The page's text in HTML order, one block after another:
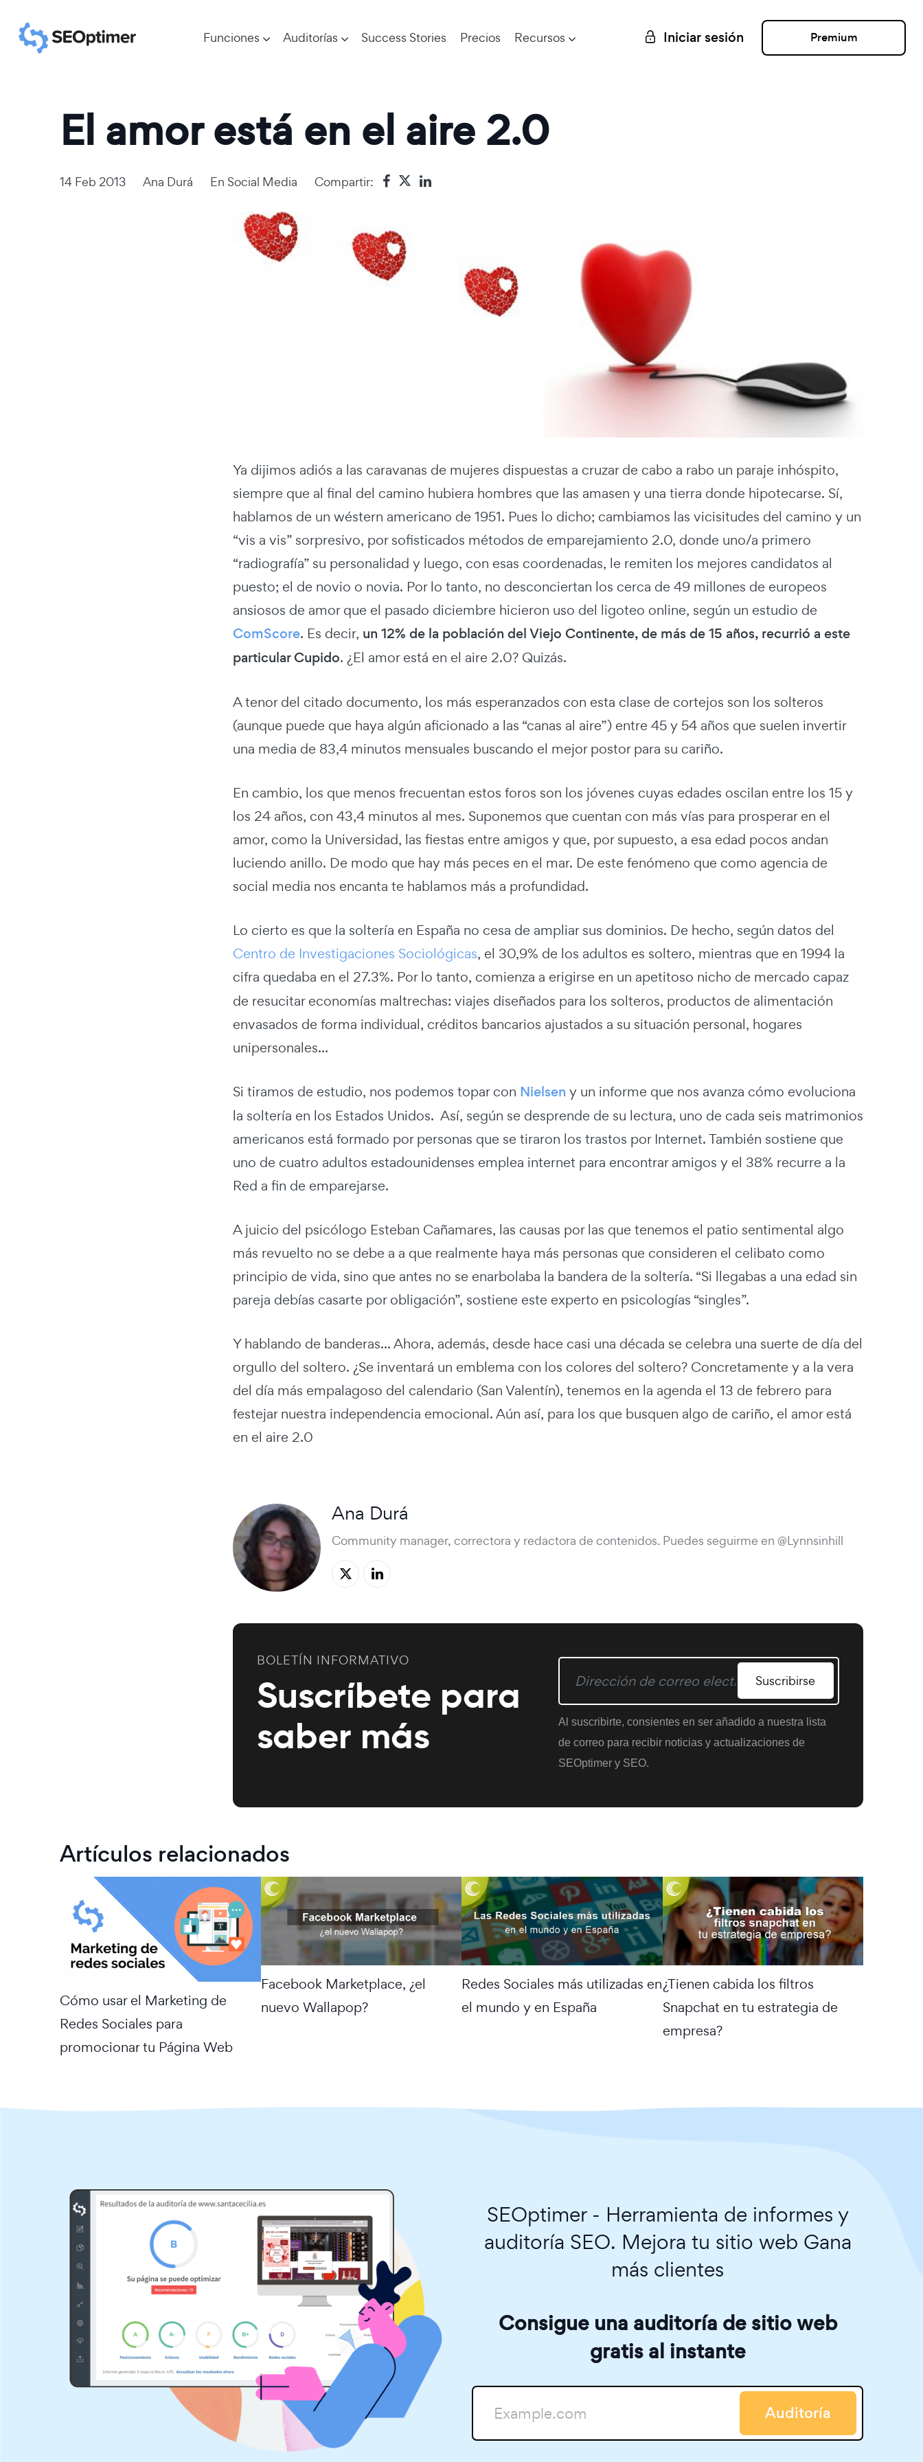
Funciones Auditorías Success Stories Precios Recursos Iniciar sesión Premium
El amor está en el aire 2.0
14 Feb 2013 Ana Durá En Social Media Compartir:
Ya dijimos adiós a las caravanas de mujeres dispuestas a cruzar de cabo a rabo un paraje inhóspito,
siempre que al final del camino hubiera hombres que las amasen y una tierra donde hipotecarse. Sí,
hablamos de un wéstern americano de 1951. Pues lo dicho; cambiamos las vicisitudes del camino y un
“vis a vis” sorpresivo, por sofisticados métodos de emparejamiento 2.0, donde uno/a primero
“radiografía” su personalidad y luego, con esas coordenadas, le remiten los mejores candidatos al
puesto; el de novio o novia. Por lo tanto, no desconciertan los cerca de 49 millones de europeos
ansiosos de amor que el pasado diciembre hicieron uso del ligoteo online, según un estudio de
ComScore. Es decir, un 12% de la población del Viejo Continente, de más de 15 años, recurrió a este
particular Cupido. ¿El amor está en el aire 2.0? Quizás.
A tenor del citado documento, los más esperanzados con esta clase de cortejos son los solteros
(aunque puede que haya algún aficionado a las “canas al aire”) entre 45 y 54 años que suelen invertir
una media de 83,4 minutos mensuales buscando el mejor postor para su cariño.
En cambio, los que menos frecuentan estos foros son los jóvenes cuyas edades oscilan entre los 15 y
los 24 años, con 43,4 minutos al mes. Suponemos que cuentan con más vías para prosperar en el
amor, como la Universidad, las fiestas entre amigos y que, por supuesto, a esa edad pocos andan
luciendo anillo. De modo que hay más peces en el mar. De este fenómeno que como agencia de
social media nos encanta te hablamos más a profundidad.
Lo cierto es que la soltería en España no cesa de ampliar sus dominios. De hecho, según datos del
Centro de Investigaciones Sociológicas, el 30,9% de los adultos es soltero, mientras que en 1994 la
cifra quedaba en el 27.3%. Por lo tanto, comienza a erigirse en un apetitoso nicho de mercado capaz
de resucitar economías maltrechas: viajes diseñados para los solteros, productos de alimentación
envasados de forma individual, créditos bancarios ajustados a su situación personal, hogares
unipersonales...
Si tiramos de estudio, nos podemos topar con Nielsen y un informe que nos avanza cómo evoluciona
la soltería en los Estados Unidos. Así, según se desprende de su lectura, uno de cada seis matrimonios
americanos está formado por personas que se tiraron los trastos por Internet. También sostiene que
uno de cuatro adultos estadounidenses emplea internet para encontrar amigos y el 38% recurre a la
Red a fin de emparejarse.
A juicio del psicólogo Esteban Cañamares, las causas por las que tenemos el patio sentimental algo
más revuelto no se debe a a que realmente haya más personas que consideren el celibato como
principio de vida, sino que antes no se enarbolaba la bandera de la soltería. “Si llegabas a una edad sin
pareja debías casarte por obligación”, sostiene este experto en psicologías “singles”.
Y hablando de banderas... Ahora, además, desde hace casi una década se celebra una suerte de día del
orgullo del soltero. ¿Se inventará un emblema con los colores del soltero? Concretamente y a la vera
del día más empalagoso del calendario (San Valentín), tenemos en la agenda el 13 de febrero para
festejar nuestra independencia emocional. Aún así, para los que busquen algo de cariño, el amor está
en el aire 2.0
Ana Durá
Community manager, correctora y redactora de contenidos. Puedes seguirme en @Lynnsinhill
BOLETÍN INFORMATIVO
Suscríbete para
saber más
Suscribirse
Al suscribirte, consientes en ser añadido a nuestra lista
de correo para recibir noticias y actualizaciones de
SEOptimer y SEO.
Artículos relacionados
Cómo usar el Marketing de
Redes Sociales para
promocionar tu Página Web
Facebook Marketplace, ¿el
nuevo Wallapop?
Redes Sociales más utilizadas en
el mundo y en España
¿Tienen cabida los filtros
Snapchat en tu estrategia de
empresa?
SEOptimer - Herramienta de informes y
auditoría SEO. Mejora tu sitio web Gana
más clientes
Consigue una auditoría de sitio web
gratis al instante
Auditoría